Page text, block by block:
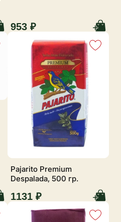
953 ₽
Pajarito Premium
Despalada, 500 гр.
1131 ₽